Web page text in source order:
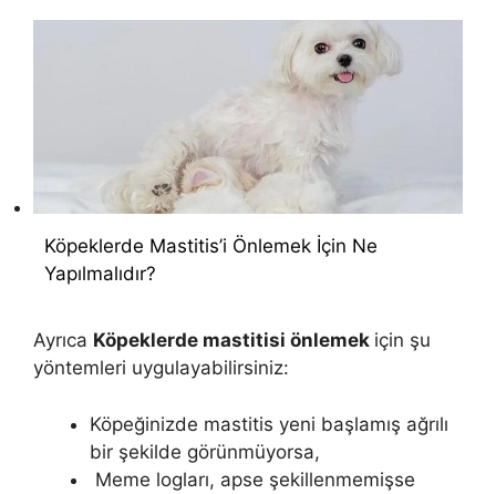
Köpeklerde Mastitis’i Önlemek İçin Ne
Yapılmalıdır?
Ayrıca Köpeklerde mastitisi önlemek için şu
yöntemleri uygulayabilirsiniz:
Köpeğinizde mastitis yeni başlamış ağrılı
bir şekilde görünmüyorsa,
Meme logları, apse şekillenmemişse